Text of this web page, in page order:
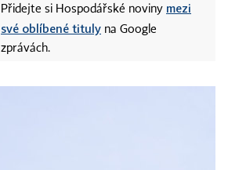
Přidejte si Hospodářské noviny mezi
své oblíbené tituly na Google
zprávách.